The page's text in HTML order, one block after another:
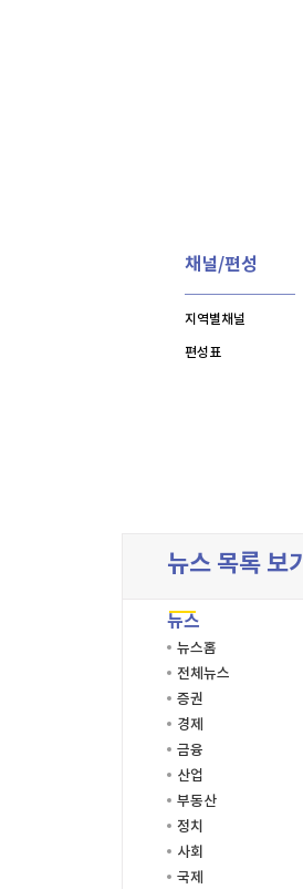
채널/편성
지역별채널
편성표
뉴스 목록 보기
뉴스
뉴스홈
전체뉴스
증권
경제
금융
산업
부동산
정치
사회
국제